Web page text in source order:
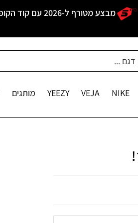
מבצע מטורף ל-2026 עם קוד הקופון –
NIKE
VEJA
YEEZY מותגים